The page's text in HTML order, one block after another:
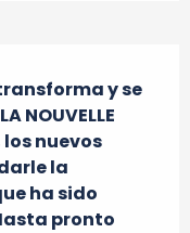
y se
NOUVELLE
los nuevos
la
ha sido
pronto